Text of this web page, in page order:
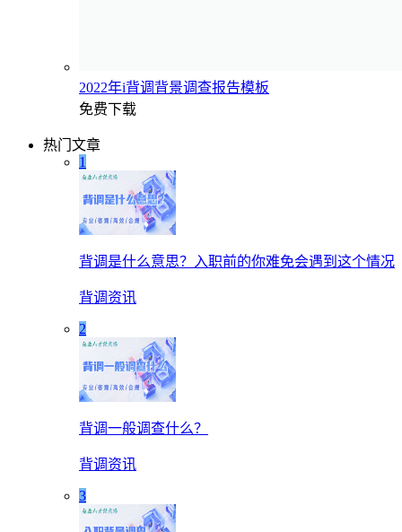
2022年i背调背景调查报告模板
免费下载
热门文章
1
背调是什么意思？入职前的你难免会遇到这个情况
背调资讯
2
背调一般调查什么？
背调资讯
3